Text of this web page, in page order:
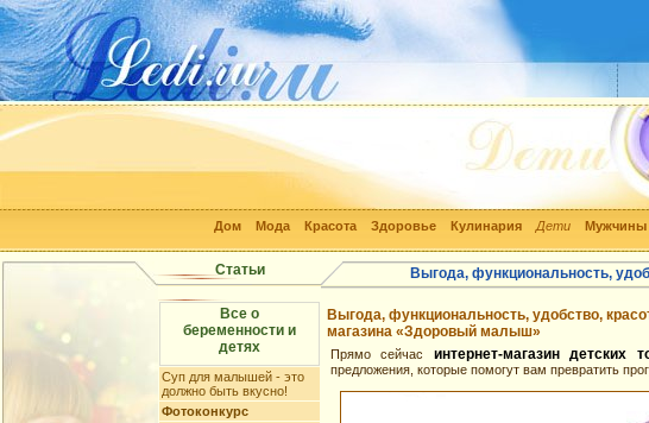
Дом Мода Красота Здоровье Кулинария Дети Мужчины
Статьи
Выгода, функциональность,
Все о
беременности и
детях
Суп для малышей - это
должно быть вкусно!
Фотоконкурс
Выгода, функциональность, удобство,
магазина «Здоровый малыш»
Прямо сейчас интернет-магазин
предложения, которые помогут вам превратить